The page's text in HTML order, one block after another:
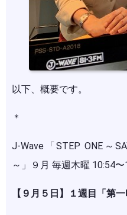
以下、概要です。
＊
J-Wave「STEP ONE～
～」９月 毎週木曜 10:54〜
【９月５日】１週目「第